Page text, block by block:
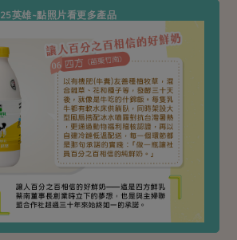
25英雄~點照片看更多產品